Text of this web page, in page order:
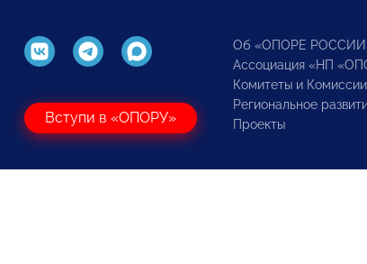
Вступи в «ОПОРУ»
Об «ОПОРЕ
Ассоциация «НП
Комитеты и Комиссии
Региональное
Проекты